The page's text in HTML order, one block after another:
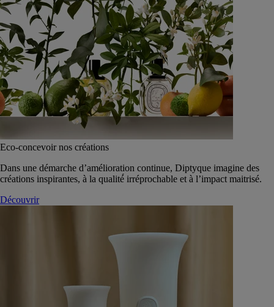
Eco-concevoir nos créations
Dans une démarche d’amélioration continue, Diptyque imagine des
créations inspirantes, à la qualité́ irréprochable et à l’impact maitrisé.
Découvrir